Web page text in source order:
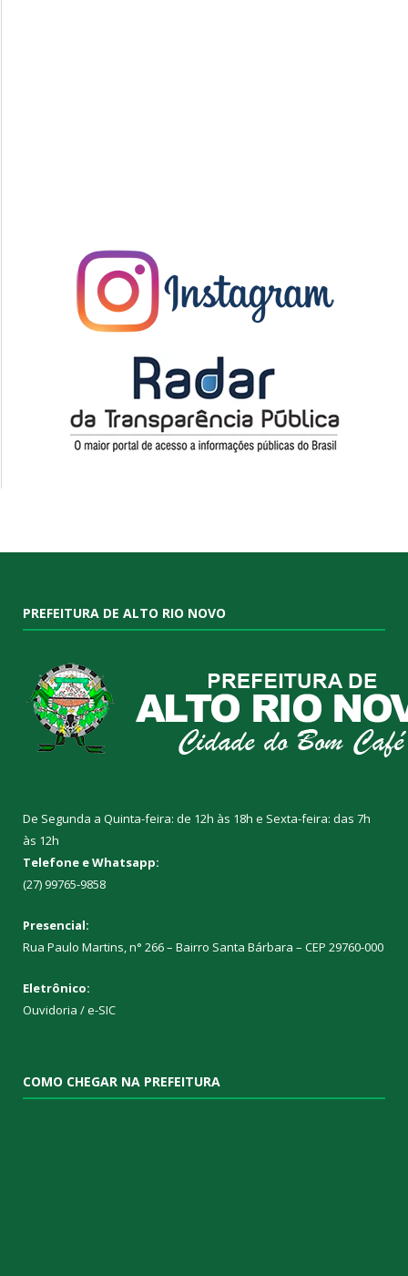
PREFEITURA DE ALTO RIO NOVO
De Segunda a Quinta-feira: de 12h às 18h e Sexta-feira: das 7h
às 12h
Telefone e Whatsapp:
(27) 99765-9858
Presencial:
Rua Paulo Martins, n° 266 – Bairro Santa Bárbara – CEP 29760-000
Eletrônico:
Ouvidoria /e-SIC
COMO CHEGAR NA PREFEITURA